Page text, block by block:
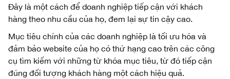
Đây là một cách để doanh nghiệp tiếp cận với khách
hàng theo nhu cầu của họ, đem lại sự tin cậy cao.
Mục tiêu chính của các doanh nghiệp là tối ưu hóa và
đảm bảo website của họ có thứ hạng cao trên các công
cụ tìm kiếm với những từ khóa mục tiêu, từ đó tiếp cận
đúng đối tượng khách hàng một cách hiệu quả.